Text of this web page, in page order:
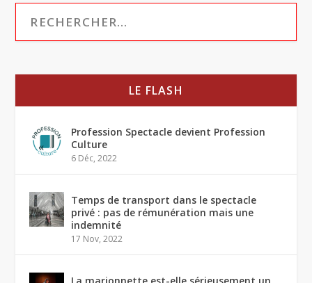
LE FLASH
Profession Spectacle devient Profession
Culture
6 Déc, 2022
Temps de transport dans le spectacle
privé : pas de rémunération mais une
indemnité
17 Nov, 2022